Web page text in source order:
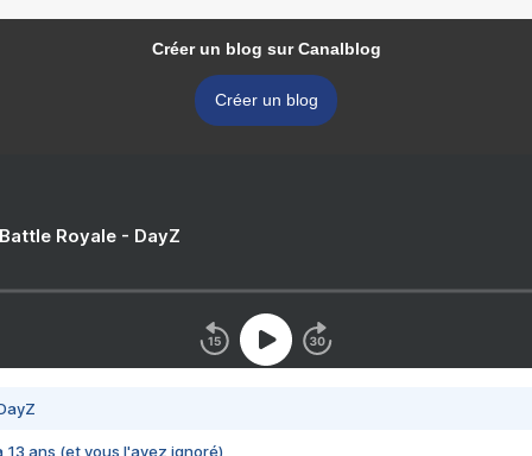
Créer un blog sur Canalblog
Créer un blog
Royale - DayZ
13 ans (et vous l'avez ignoré)